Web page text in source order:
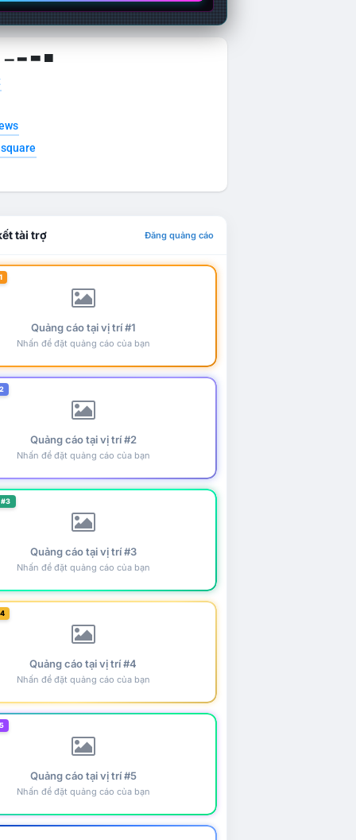
▁ ▂ ▃ ▄
tài trợ Đăng quảng cáo
Quảng cáo tại vị trí #1
Nhấn để đặt quảng cáo của bạn
Quảng cáo tại vị trí #2
Nhấn để đặt quảng cáo của bạn
Quảng cáo tại vị trí #3
Nhấn để đặt quảng cáo của bạn
Quảng cáo tại vị trí #4
Nhấn để đặt quảng cáo của bạn
Quảng cáo tại vị trí #5
Nhấn để đặt quảng cáo của bạn